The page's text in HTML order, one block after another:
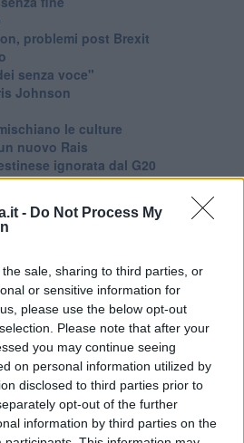
- Do Not Process My
sale, sharing to third parties, or
or sensitive information for
please use the below opt-out
Please note that after your
you may continue seeing
on personal information utilized by
disclosed to third parties prior to
opt-out of the further
information by third parties on the
problemi post Brexit
senza voce"
Johnson
le culture
nuovo Rais
ignorata dal G20
l'Occidente
alla Brexit
Orbán
di Biden
geopolitica internazionale
con il cambiamento
favole, solo realtà
non risponde